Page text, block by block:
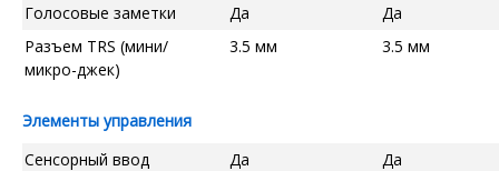
Голосовые заметки
Да
Да
Разъем TRS (мини/
микро-джек)
3.5 мм 3.5 мм
Элементы управления
Сенсорный ввод
Да
Да